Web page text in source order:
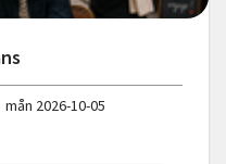
mån 2026-10-05